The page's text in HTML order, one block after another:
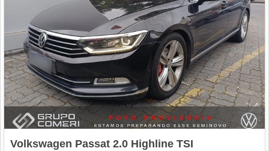
Volkswagen Passat 2.0 Highline TSI